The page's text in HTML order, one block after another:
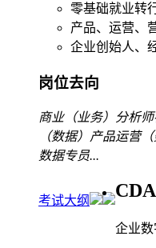
零基础就业转
产品、运营、
企业创始人、
岗位去向
商业（业务）分析师
（数据）产品运营（
数据专员...
考试大纲
企业